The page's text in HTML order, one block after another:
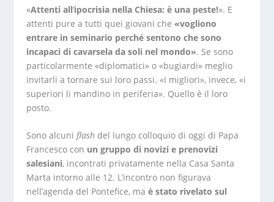
«Attenti all‘ipocrisia nella Chiesa: è una peste!». E
attenti pure a tutti quei giovani che «vogliono
entrare in seminario perché sentono che sono
incapaci di cavarsela da soli nel mondo». Se sono
particolarmente «diplomatici» o «bugiardi» meglio
invitarli a tornare sui loro passi. «I migliori», invece, «i
superiori li mandino in periferia». Quello è il loro
posto.
Sono alcuni flashdel lungo colloquio di oggi di Papa
Francesco con un gruppo di novizi e prenovizi
salesiani, incontrati privatamente nella Casa Santa
Marta intorno alle 12. L’incontro non figurava
nell’agenda del Pontefice, ma è stato rivelato sul